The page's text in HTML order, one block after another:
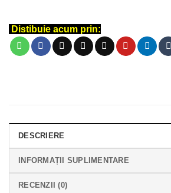
Distibuie acum prin:
DESCRIERE
INFORMAȚII SUPLIMENTARE
RECENZII (0)